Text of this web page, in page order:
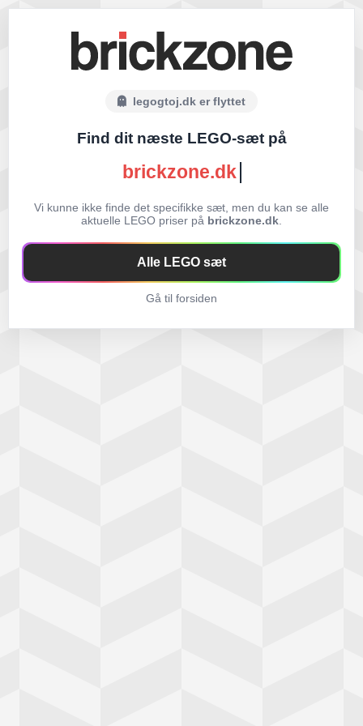
legogtoj.dk er flyttet
Find dit næste LEGO-sæt på
brickzone.dk
Vi kunne ikke finde det specifikke sæt, men du kan se alle
aktuelle LEGO priser på brickzone.dk
Alle LEGO sæt
Gå til forsiden